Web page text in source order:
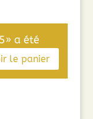
a été
le panier